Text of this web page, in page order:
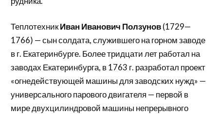
ТеплотехникИван Иванович Ползунов(1729—
1766) — сын солдата, служившего на горном заводе
в г. Екатеринбурге. Более тридцати лет работал на
заводах Екатеринбурга, в 1763 г. разработал проект
«огнедействующей машины для заводских нужд» —
универсального парового двигателя — первой в
мире двухцилиндровой машины непрерывного